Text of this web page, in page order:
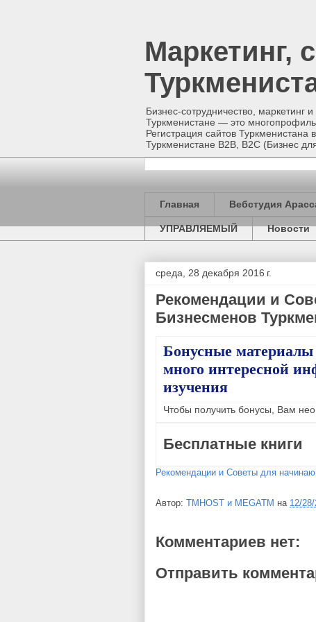
Маркетинг,
Бизнес-сотрудничество, маркетинг
Туркменистане — это
Регистрация сайтов
Туркменистане B2B, B2C
Главная Вебстудия
УПРАВЛЯЕМЫЙ Новости
среда, 28 декабря 2016 г.
Рекомендации и
Бизнесменов
Бонусные
много интересной
изучения
Чтобы получить бонусы, Вам
Бесплатные книги
Рекомендации и Советы для
Автор: TMHOST и MEGATM на 12/
Комментариев нет:
Отправить